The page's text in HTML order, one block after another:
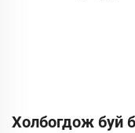
Холбогдож буй